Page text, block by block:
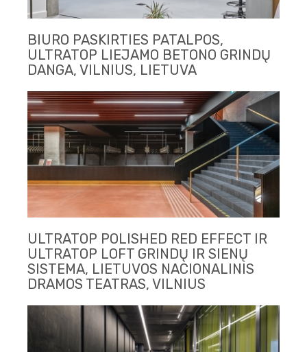
BIURO PASKIRTIES PATALPOS,
ULTRATOP LIEJAMO BETONO GRINDŲ
DANGA, VILNIUS, LIETUVA
ULTRATOP POLISHED RED EFFECT IR
ULTRATOP LOFT GRINDŲ IR SIENŲ
SISTEMA, LIETUVOS NACIONALINIS
DRAMOS TEATRAS, VILNIUS